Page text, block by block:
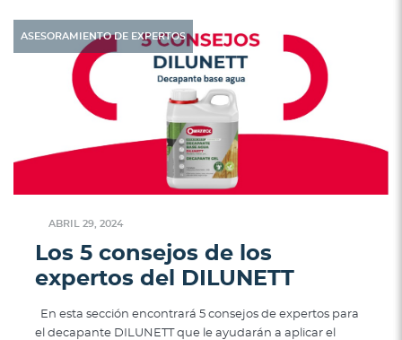
ABRIL 29, 2024
ASESORAMIENTO DE EXPERTOS
Los 5 consejos de los
expertos del DILUNETT
En esta sección encontrará 5 consejos de expertos para
el decapante DILUNETT que le ayudarán a aplicar el